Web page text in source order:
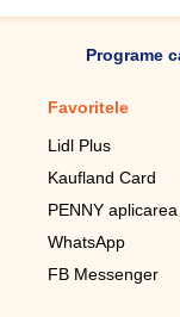
Programe
Favoritele
Lidl Plus
Kaufland Card
PENNY aplicarea
WhatsApp
FB Messenger